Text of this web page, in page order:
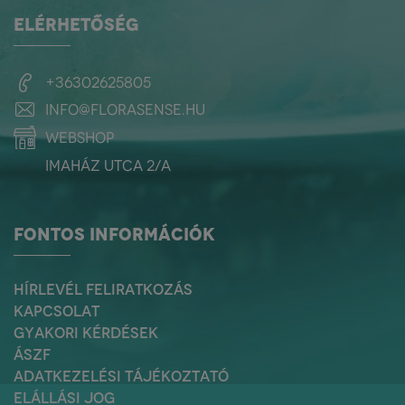
partnereik és vásárlóik
figyelmét felhívják az egyéni
döntések, fogyasztási
eljárások hatására.
ELÉRHETŐSÉG
+36302625805
info@florasense.hu
webshop
Imaház utca 2/a
FONTOS INFORMÁCIÓK
HÍRLEVÉL FELIRATKOZÁS
KAPCSOLAT
GYAKORI KÉRDÉSEK
ÁSZF
ADATKEZELÉSI TÁJÉKOZTATÓ
ELÁLLÁSI JOG